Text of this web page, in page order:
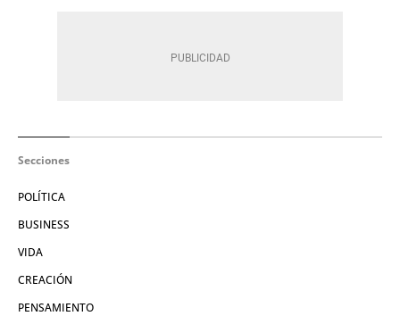
Secciones
POLÍTICA
BUSINESS
VIDA
CREACIÓN
PENSAMIENTO